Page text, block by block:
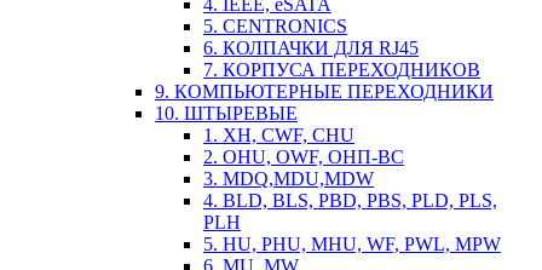
4. IEEE, eSATA
5. CENTRONICS
6. КОЛПАЧКИ ДЛЯ RJ45
7. КОРПУСА ПЕРЕХОДНИКОВ
9. КОМПЬЮТЕРНЫЕ ПЕРЕХОДНИКИ
10. ШТЫРЕВЫЕ
1. XH, CWF, CHU
2. OHU, OWF, ОНП-ВС
3. MDQ,MDU,MDW
4. BLD, BLS, PBD, PBS, PLD, PLS,
PLH
5. HU, PHU, MHU, WF, PWL, MPW
6. MU, MW